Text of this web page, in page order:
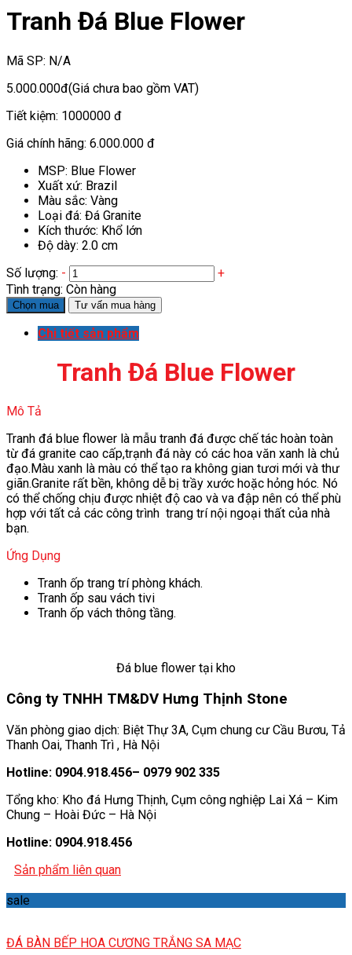
Tranh Đá Blue Flower
Mã SP: N/A
5.000.000đ(Giá chưa bao gồm VAT)
Tiết kiệm: 1000000 đ
Giá chính hãng: 6.000.000 đ
MSP: Blue Flower
Xuất xứ: Brazil
Màu sắc: Vàng
Loại đá: Đá Granite
Kích thước: Khổ lớn
Độ dày: 2.0 cm
Số lượng: -
+
Tình trạng: Còn hàng
Chọn mua Tư vấn mua hàng
Chi tiết sản phẩm
Tranh Đá Blue Flower
Mô Tả
Tranh đá blue flower là mẫu tranh đá được chế tác hoàn toàn
từ đá granite cao cấp,trạnh đá này có các hoa văn xanh là chủ
đạo.Màu xanh là màu có thể tạo ra không gian tươi mới và thư
giãn.Granite rất bền, không dễ bị trầy xước hoặc hỏng hóc. Nó
có thể chống chịu được nhiệt độ cao và va đập nên có thể phù
hợp với tất cả các công trình trang trí nội ngoại thất của nhà
bạn.
Ứng Dụng
Tranh ốp trang trí phòng khách.
Tranh ốp sau vách tivi
Tranh ốp vách thông tầng.
Đá blue flower tại kho
Công ty TNHH TM&DV Hưng Thịnh Stone
Văn phòng giao dịch: Biệt Thự 3A, Cụm chung cư Cầu Bươu, Tả
Thanh Oai, Thanh Trì , Hà Nội
Hotline: 0904.918.456– 0979 902 335
Tổng kho: Kho đá Hưng Thịnh, Cụm công nghiệp Lai Xá – Kim
Chung – Hoài Đức – Hà Nội
Hotline: 0904.918.456
Sản phẩm liên quan
sale
ĐÁ BÀN BẾP HOA CƯƠNG TRẮNG SA MẠC